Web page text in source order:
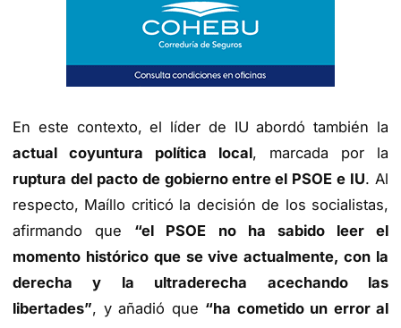
En este contexto, el líder de IU abordó también la
actual coyuntura política local, marcada por la
ruptura del pacto de gobierno entre el PSOE e IU. Al
respecto, Maíllo criticó la decisión de los socialistas,
afirmando que “el PSOE no ha sabido leer el
momento histórico que se vive actualmente, con la
derecha y la ultraderecha acechando las
libertades”, y añadió que “ha cometido un error al